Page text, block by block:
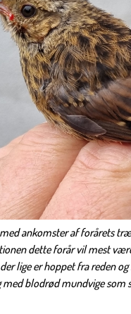
ankomster af forårets
dette forår vil mest
lige er hoppet fra reden
blodrød mundvige